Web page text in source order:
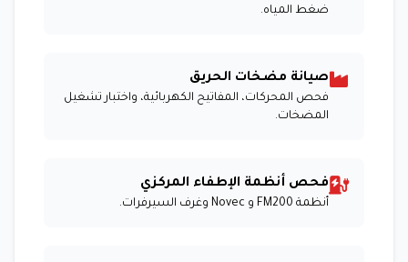
ضغط المياه.
صيانة مضخات الحريق
فحص المحركات، المفاتيح الكهربائية، واختبار تشغيل
المضخات.
فحص أنظمة الإطفاء المركزي
أنظمة FM200 و Novec وغرف السيرفرات.